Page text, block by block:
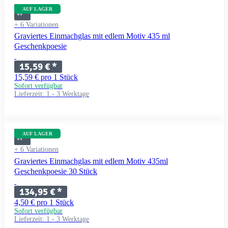
AUF LAGER
+ 6 Variationen
Graviertes Einmachglas mit edlem Motiv 435 ml
Geschenkpoesie
15,59 €*
15,59 € pro 1 Stück
Sofort verfügbar
Lieferzeit: 1 - 3 Werktage
AUF LAGER
+ 6 Variationen
Graviertes Einmachglas mit edlem Motiv 435ml
Geschenkpoesie 30 Stück
134,95 €*
4,50 € pro 1 Stück
Sofort verfügbar
Lieferzeit: 1 - 3 Werktage